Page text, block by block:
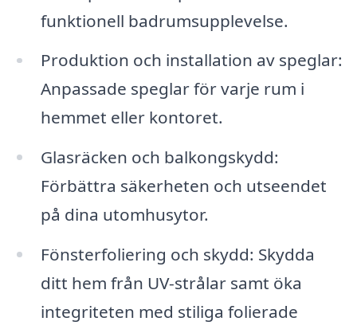
funktionell badrumsupplevelse.
Produktion och installation av speglar:
Anpassade speglar för varje rum i
hemmet eller kontoret.
Glasräcken och balkongskydd:
Förbättra säkerheten och utseendet
på dina utomhusytor.
Fönsterfoliering och skydd: Skydda
ditt hem från UV-strålar samt öka
integriteten med stiliga folierade